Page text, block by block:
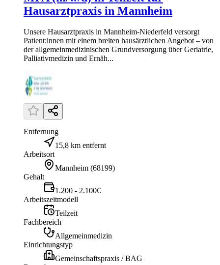
Hausarztpraxis in Mannheim
Unsere Hausarztpraxis in Mannheim-Niederfeld versorgt
Patient:innen mit einem breiten hausärztlichen Angebot – von
der allgemeinmedizinischen Grundversorgung über Geriatrie,
Palliativmedizin und Ernäh...
Entfernung
15,8 km entfernt
Arbeitsort
Mannheim (68199)
Gehalt
1.200 - 2.100€
Arbeitszeitmodell
Teilzeit
Fachbereich
Allgemeinmedizin
Einrichtungstyp
Gemeinschaftspraxis / BAG